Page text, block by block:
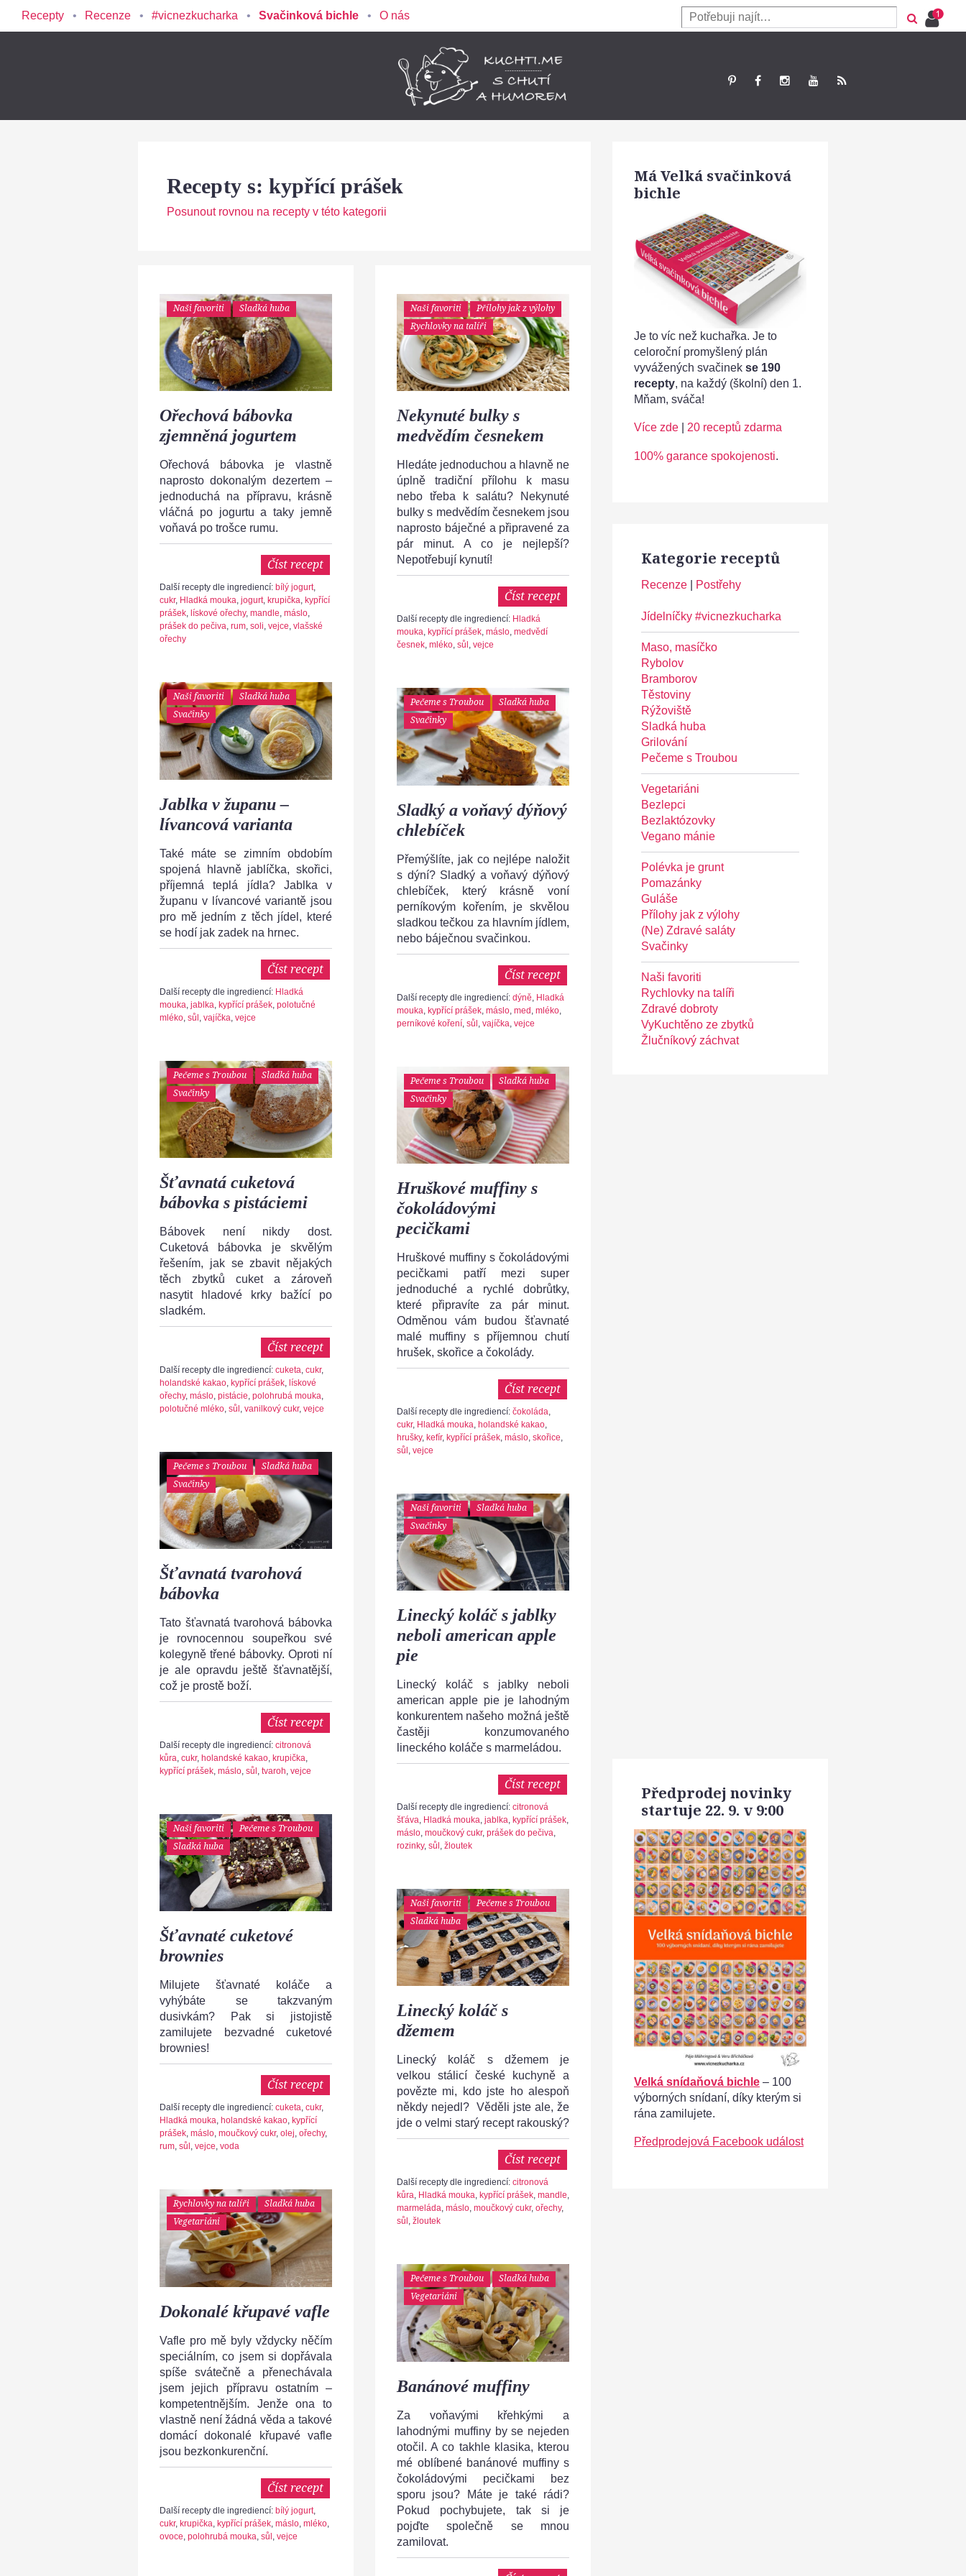
Recepty Recenze #vicnezkucharka Svačinková bichle O nás
Recepty s: kypřící prášek
Posunout rovnou na recepty v této kategorii
Naši favoriti Sladká huba
Ořechová bábovka
zjemněná jogurtem
Ořechová bábovka je vlastně
naprosto dokonalým dezertem –
jednoduchá na přípravu, krásně
vláčná po jogurtu a taky jemně
voňavá po trošce rumu.
Číst recept
Další recepty dle ingrediencí: bílý jogurt,
cukr, Hladká mouka, jogurt, krupička, kypřící
prášek, lískové ořechy, mandle, máslo,
prášek do pečiva, rum, soli, vejce, vlašské
ořechy
Naši favoriti
Přílohy jak z výlohy
Rychlovky na talíři
Nekynuté bulky s
medvědím česnekem
Hledáte jednoduchou a hlavně ne
úplně tradiční přílohu k masu
nebo třeba k salátu? Nekynuté
bulky s medvědím česnekem jsou
naprosto báječné a připravené za
pár minut. A co je nejlepší?
Nepotřebují kynutí!
Číst recept
Další recepty dle ingrediencí: Hladká
mouka, kypřící prášek, máslo, medvědí
česnek, mléko, sůl , vejce
Naši favoriti
Sladká huba
Svačinky
Jablka v županu –
lívancová varianta
Také máte se zimním obdobím
spojená hlavně jablíčka, skořici,
příjemná teplá jídla? Jablka v
županu v lívancové variantě jsou
pro mě jedním z těch jídel, které
se hodí jak zadek na hrnec.
Číst recept
Další recepty dle ingrediencí: Hladká
mouka jablka kypřící prášek polotučné
mléko sůl vajíčka vejce
Pečeme s Troubou
Sladká huba
Svačinky
Sladký a voňavý dýňový
chlebíček
Přemýšlíte, jak co nejlépe naložit
s dýní? Sladký a voňavý dýňový
chlebíček, který krásně voní
perníkovým kořením, je skvělou
sladkou tečkou za hlavním jídlem,
nebo báječnou svačinkou.
Číst recept
Další recepty dle ingrediencí: dýně Hladká
mouka kypřící prášek máslo med mléko
perníkové koření sůl vajíčka vejce
Pečeme s Troubou
Sladká huba
Svačinky
Šťavnatá cuketová
bábovka s pistáciemi
Bábovek není nikdy dost.
Cuketová bábovka je skvělým
řešením, jak se zbavit nějakých
těch zbytků cuket a zároveň
nasytit hladové krky bažící po
sladkém.
Číst recept
Další recepty dle ingrediencí: cuketa, cukr,
holandské kakao, kypřící prášek, lískové
ořechy, máslo, pistácie, polohrubá mouka,
polotučné mléko, sůl, vanilkový cukr, vejce
Pečeme s Troubou
Sladká huba
Svačinky
Hruškové muffiny s
čokoládovými
pecičkami
Hruškové muffiny s čokoládovými
pecičkami patří mezi super
jednoduché a rychlé dobrůtky,
které připravíte za pár minut.
Odměnou vám budou šťavnaté
malé muffiny s příjemnou chutí
hrušek, skořice a čokolády.
Číst recept
Další recepty dle ingrediencí: čokoláda,
cukr, Hladká mouka, holandské kakao,
hrušky, kefír, kypřící prášek, máslo, skořice,
sůl, vejce
Pečeme s Troubou
Sladká huba
Svačinky
Šťavnatá tvarohová
bábovka
Tato šťavnatá tvarohová bábovka
je rovnocennou soupeřkou své
kolegyně třené bábovky. Oproti ní
je ale opravdu ještě šťavnatější,
což je prostě boží.
Číst recept
Další recepty dle ingrediencí: citronová
kůra, cukr, holandské kakao, krupička,
kypřící prášek, máslo, sůl , tvaroh, vejce
Naši favoriti
Sladká huba
Svačinky
Linecký koláč s jablky
neboli american apple
pie
Linecký koláč s jablky neboli
american apple pie je lahodným
konkurentem našeho možná ještě
častěji konzumovaného
lineckého koláče s marmeládou.
Číst recept
Další recepty dle ingrediencí: citronová
šťáva, Hladká mouka, jablka, kypřící prášek,
máslo, moučkový cukr, prášek do pečiva,
rozinky, sůl , žloutek
Naši favoriti
Pečeme s Troubou
Sladká huba
Šťavnaté cuketové
brownies
Milujete šťavnaté koláče a
vyhýbáte se takzvaným
dusivkám? Pak si jistojistě
zamilujete bezvadné cuketové
brownies!
Číst recept
Další recepty dle ingrediencí: cuketa, cukr,
Hladká mouka, holandské kakao, kypřící
prášek, máslo, moučkový cukr, olej, ořechy,
rum, sůl , vejce, voda
Naši favoriti
Pečeme s Troubou
Sladká huba
Linecký koláč s
džemem
Linecký koláč s džemem je
velkou stálicí české kuchyně a
povězte mi, kdo jste ho alespoň
někdy nejedl? Věděli jste ale, že
jde o velmi starý recept rakouský?
Číst recept
Další recepty dle ingrediencí: citronová
kůra, Hladká mouka, kypřící prášek, mandle,
marmeláda, máslo, moučkový cukr, ořechy,
sůl , žloutek
Rychlovky na talíři
Sladká huba
Vegetariáni
Dokonalé křupavé vafle
Vafle pro mě byly vždycky něčím
speciálním, co jsem si dopřávala
spíše svátečně a přenechávala
jsem jejich přípravu ostatním –
kompetentnějším. Jenže ona to
vlastně není žádná věda a takové
domácí dokonalé křupavé vafle
jsou bezkonkurenční.
Číst recept
Další recepty dle ingrediencí: bílý jogurt,
cukr, krupička kypřící prášek máslo mléko
ovoce polohrubá mouka sůl vejce
Pečeme s Troubou
Sladká huba
Vegetariáni
Banánové muffiny
Za voňavými křehkými a
lahodnými muffiny by se nejeden
otočil. A co takhle klasika, kterou
mé oblíbené banánové muffiny s
čokoládovými pecičkami bez
sporu jsou? Máte je také rádi?
Pokud pochybujete, tak si je
pojďte společně se mnou
zamilovat.
Má Velká svačinková
bichle
Je to víc než kuchařka. Je to
celoroční promyšlený plán
vyvážených svačinek se 190
recepty, na každý (školní) den 1.
Mňam, sváča!
Více zde 20 receptů zdarma
100% garance spokojenosti.
Kategorie receptů
Recenze Postřehy
Jídelníčky #vicnezkucharka
Maso, masíčko
Rybolov
Bramborov
Těstoviny
Rýžoviště
Sladká huba
Grilování
Pečeme s Troubou
Vegetariáni
Bezlepci
Bezlaktózovky
Vegano mánie
Polévka je grunt
Pomazánky
Guláše
Přílohy jak z výlohy
(Ne) Zdravé saláty
Svačinky
Naši favoriti
Rychlovky na talíři
Zdravé dobroty
VyKuchtěno ze zbytků
Žlučníkový záchvat
Předprodej novinky
startuje 22. 9. v 9:00
Velká snídaňová bichle – 100
výborných snídaní, díky kterým si
rána zamilujete.
Předprodejová Facebook událost